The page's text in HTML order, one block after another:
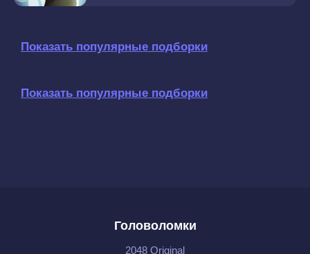
Показать популярные подборки
Показать популярные подборки
Головоломки
2048 Original